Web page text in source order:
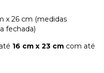
x 26 cm (medidas
fechada)
16 cm x 23 cm com até